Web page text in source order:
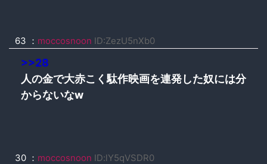
63 ： moccosnoon ID:ZezU5nXb0
>>28
人の金で大赤こく駄作映画を連発した奴には分
からないなw
30 ： moccosnoon ID:lY5qVSDR0